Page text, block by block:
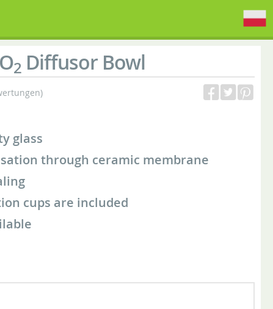
2 Diffusor Bowl
glass
through ceramic membrane
cups are included